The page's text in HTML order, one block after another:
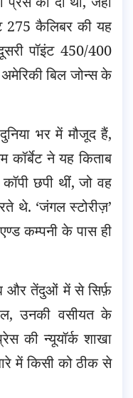
275 कैलिबर की यह
पॉइंट 450/400
बिल जोन्स के
भर में मौजूद हैं,
कॉर्बेट ने यह किताब
छपी थीं, जो वह
थे. ‘जंगल स्टोरीज़’
कम्पनी के पास ही
और तेंदुओं में से सिर्फ़
उनकी वसीयत के
की न्यूयॉर्क शाखा
में किसी को ठीक से